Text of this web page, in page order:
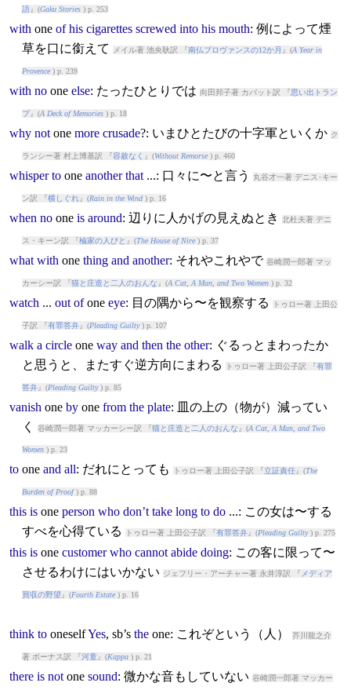
語』(Gaku Stories) p. 253
with one of his cigarettes screwed into his mouth: 例によって煙
草を口に銜えて
メイル著 池央耿訳 『南仏プロヴァンスの12か月 』(A Year in
Provence) p. 239
with no one else: たったひとりでは 向田邦子著 カバット訳 『思い出トラン
プ』(A Deck of Memories) p. 18
why not one more crusade?: いまひとたびの十字軍といくか ク
ランシー著 村上博基訳 『容赦なく 』(Without Remorse) p. 460
whisper to one another that...: 口々に〜と言う 丸谷才一著 デニス･キー
ン訳 『横しぐれ 』(Rain in the Wind) p. 16
when no one is around: 辺りに人かげの見えぬとき 北杜夫著 デニ
ス・キーン訳 『楡家の人びと 』(The House of Nire) p. 37
what with one thing and another: それやこれやで 谷崎潤一郎著 マッ
カーシー訳 『猫と庄造と二人のおんな 』(A Cat, A Man, and Two Women) p. 32
watch ... out of one eye: 目の隅から〜を観察する トゥロー著 上田公
子訳 『有罪答弁』(Pleading Guilty) p. 107
walk a circle one way and then the other: ぐるっとまわったか
と思うと、またすぐ逆方向にまわる
トゥロー著 上田公子訳 『有罪
答弁』(Pleading Guilty) p. 85
vanish one by one from the plate: 皿の上の（物が）減ってい
く
谷崎潤一郎著 マッカーシー訳 『猫と庄造と二人のおんな 』(A Cat, A Man, and Two
Women) p. 23
to one and all: だれにとっても トゥロー著 上田公子訳 『立証責任』(The
Burden of Proof) p. 88
this is one person who don’t take long to do...: この女は〜する
すべを心得ている
トゥロー著 上田公子訳 『有罪答弁』(Pleading Guilty) p. 275
this is one customer who cannot abide doing: この客に限って〜
させるわけにはいかない ジェフリー・アーチャー著 永井淳訳 『 メディア
買収の野望 』(Fourth Estate) p. 16
think to oneselfYes, sb’s the one: これぞという（人） 芥川龍之介
著 ボーナス訳 『河童』(Kappa) p. 21
there is not one sound: 微かな音もしていない 谷崎潤一郎著 マッカー